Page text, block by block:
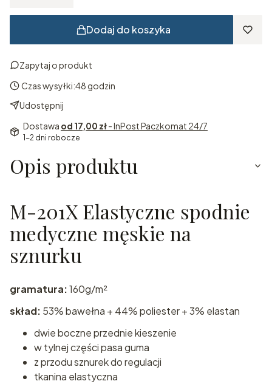
Dodaj do koszyka
Zapytaj o produkt
Czas wysyłki:48 godzin
Udostępnij
Dostawa od 17,00 zł- InPost Paczkomat 24/7
1-2 dni robocze
Opis produktu
M-201X Elastyczne spodnie
medyczne męskie na
sznurku
gramatura:160g/m²
skład: 53% bawełna + 44% poliester + 3% elastan
dwie boczne przednie kieszenie
w tylnej części pasa guma
z przodu sznurek do regulacji
tkanina elastyczna